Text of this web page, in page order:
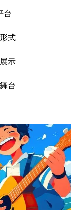
台
式
示
台